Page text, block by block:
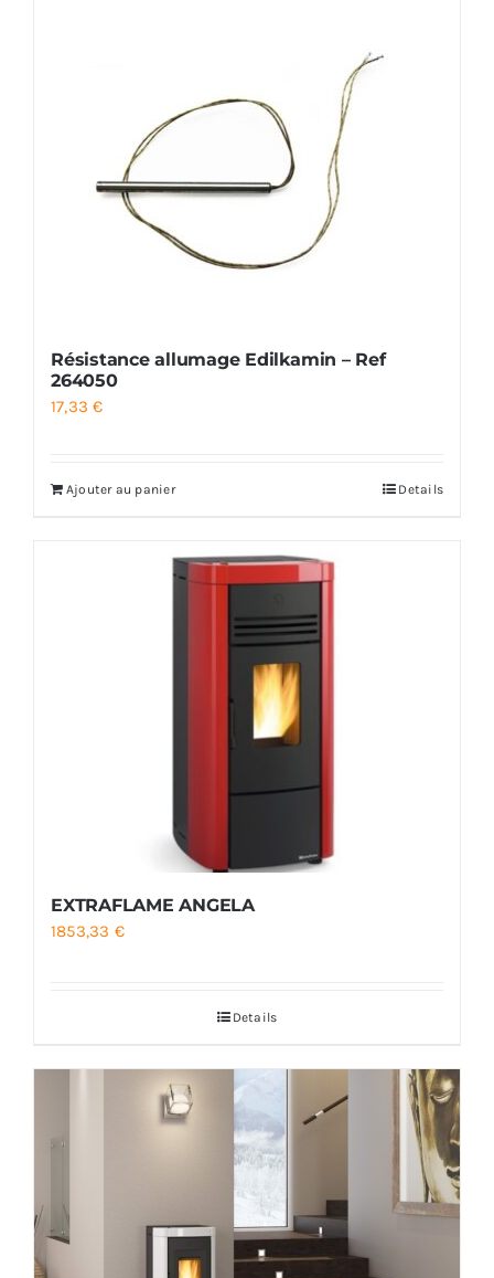
Résistance allumage Edilkamin – Ref
264050
17,33€
Ajouter au panier Details
EXTRAFLAME ANGELA
1853,33 €
Details